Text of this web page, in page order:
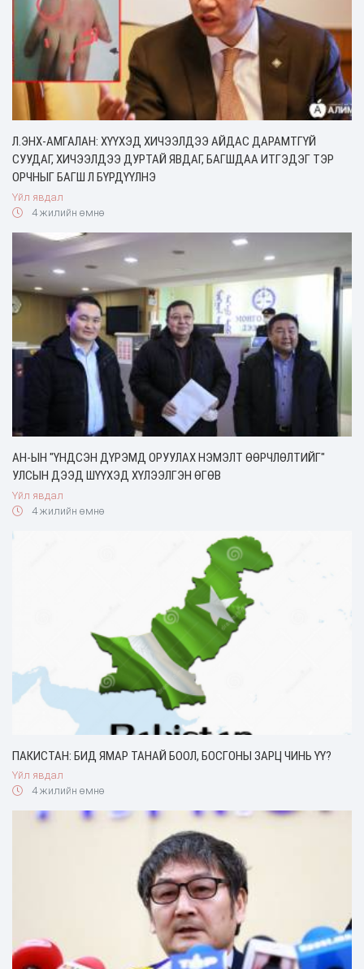
Л.ЭНХ-АМГАЛАН: ХҮҮХЭД ХИЧЭЭЛДЭЭ АЙДАС ДАРАМТГҮЙ
СУУДАГ, ХИЧЭЭЛДЭЭ ДУРТАЙ ЯВДАГ, БАГШДАА ИТГЭДЭГ ТЭР
ОРЧНЫГ БАГШ Л БҮРДҮҮЛНЭ
Үйл явдал
4 жилийн өмнө
АН-ЫН "ҮНДСЭН ДҮРЭМД ОРУУЛАХ НЭМЭЛТ ӨӨРЧЛӨЛТИЙГ"
УЛСЫН ДЭЭД ШҮҮХЭД ХҮЛЭЭЛГЭН ӨГӨВ
Үйл явдал
4 жилийн өмнө
ПАКИСТАН: БИД ЯМАР ТАНАЙ БООЛ, БОСГОНЫ ЗАРЦ ЧИНЬ ҮҮ?
Үйл явдал
4 жилийн өмнө